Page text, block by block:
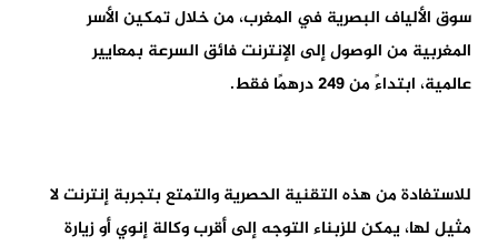
سوق الألياف البصرية في المغرب، من خلال تمكين الأسر
المغربية من الوصول إلى الإنترنت فائق السرعة بمعايير
عالمية، ابتداءً من 249 درهمًا فقط .
للاستفادة من هذه التقنية الحصرية والتمتع بتجربة إنترنت لا
مثيل لها، يمكن للزبناء التوجه إلىأقرب وكالة إنويأو زيارة